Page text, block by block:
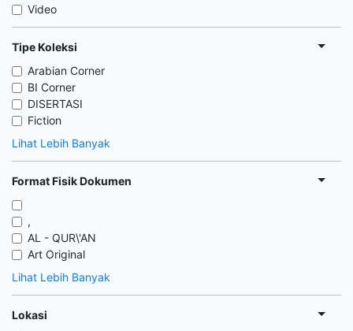
Video
Tipe Koleksi
Arabian Corner
BI Corner
DISERTASI
Fiction
Lihat Lebih Banyak
Format Fisik Dokumen
,
AL - QUR\'AN
Art Original
Lihat Lebih Banyak
Lokasi